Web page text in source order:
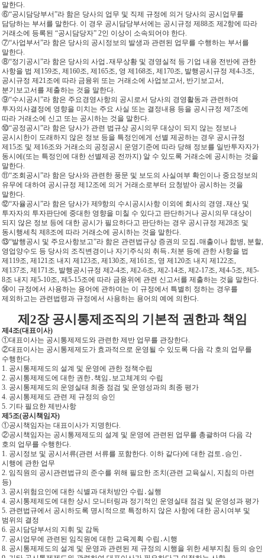
말한다.
⑥“공시담당부서”라 함은 당사의 업무 및 직제 규정에 의거 당사의 공시업무를
담당하는 부서를 말한다. 이 경우 공시담당부서에는 공시규정 제88조 제2항에 따라
거래소에 등록된 “공시담당자” 2인 이상이 소속되어야 한다.
⑦“사업부서”라 함은 당사의 공시정보의 발생과 관련된 업무를 수행하는 부서를
말한다.
⑧“정기공시”라 함은 당사의 사업․재무상황 및 경영실적 등 기업 내용 전반에 관한
사항을 법 제159조, 제160조, 제165조, 영 제168조, 제170조, 발행공시규정 제4-3조,
공시규정 제21조에 따라 금융위 또는 거래소에 사업보고서, 반기보고서,
분기보고서를 제출하는 것을 말한다.
⑨“수시공시”라 함은 주요경영사항의 공시로서 당사의 경영활동과 관련하여
투자의사결정에 영향을 미치는 주요 사실 또는 결정내용 등을 공시규정 제7조에
따라 거래소에 신고 또는 공시하는 것을 말한다.
⑩“공정공시”라 함은 당사가 관련 법규상 공시의무 대상이 되지 않는 정보나
공시시한이 도래하지 않은 정보 등을 특정인에게 선별 제공하는 경우 공시규정
제15조 및 제16조와 거래소의 공정공시 운영기준에 따라 당해 정보를 일반투자자가
동시에(또는 특정인에 대한 선별제공 전까지) 알 수 있도록 거래소에 공시하는 것을
말한다.
⑪“조회공시”라 함은 당사와 관련한 풍문 및 보도의 사실여부 확인이나 중요정보의
유무에 대하여 공시규정 제12조에 의거 거래소로부터 요청받아 공시하는 것을
말한다.
⑫“자율공시”라 함은 당사가 제9항의 수시공시사항 이외에 회사의 경영․재산 및
투자자의 투자판단에 중대한 영향을 미칠 수 있다고 판단하거나 공시의무 대상이
되지 않은 정보 등에 대한 공시가 필요하다고 판단하는 경우 공시규정 제28조 및
동시행세칙 제8조에 따라 거래소에 공시하는 것을 말한다.
⑬“발행공시 및 주요사항보고”라 함은 관련법규상 증권의 모집․매출이나 합병, 분할,
영업양수도 등 당사의 조직변경이나 자기주식의 취득․처분 등에 관한 사항을 법
제119조, 제121조 내지 제123조, 제130조, 제161조, 영 제120조 내지 제122조,
제137조, 제171조, 발행공시규정 제2-4조, 제2-6조, 제2-14조, 제2-17조, 제4-5조, 제5-
8조 내지 제5-10조, 제5-15조에 따라 금융위에 관련 신고서를 제출하는 것을 말한다.
⑭이 규정에서 사용하는 용어에 관하여는 이 규정에서 특별히 정하는 경우를
제외하고는 관련법령과 규정에서 사용하는 용어의 예에 의한다.
제2장 공시통제조직의 기본적 권한과 책임
제4조(대표이사)
①대표이사는 공시통제제도와 관련한 제반 업무를 관장한다.
②대표이사는 공시통제제도가 효과적으로 운영될 수 있도록 다음 각 호의 업무를
수행한다.
1. 공시통제제도의 설계 및 운영에 관한 정책수립
2. 공시통제제도에 대한 권한․책임․보고체계의 수립
3. 공시통제제도의 운영실태 최종 점검 및 운영성과의 최종 평가
4. 공시통제제도 관련 제 규정의 승인
5. 기타 필요한 제반사항
제5조(공시책임자)
①공시책임자는 대표이사가 지명한다.
②공시책임자는 공시통제제도의 설계 및 운영에 관련된 업무를 총괄하며 다음 각
호의 업무를 수행한다.
1. 공시정보 및 공시서류(관련 서류를 포함한다. 이하 같다)에 대한 검토․승인․
시행에 관한 업무
2. 임직원의 공시관련법규의 준수를 위해 필요한 조치(관련 교육실시, 지침의 마련
등)
3. 공시위험요인에 대한 식별과 대처방안 수립․실행
4. 공시통제제도에 대한 상시 모니터링과 정기적인 운영실태 점검 및 운영성과 평가
5. 관련법규에서 공시하도록 명시적으로 특정하지 않은 사항에 대한 공시여부 및
범위의 결정
6. 공시담당부서의 지휘 및 감독
7. 공시업무에 관련된 임직원에 대한 교육계획 수립․시행
8. 공시통제제도의 설계 및 운영과 관련된 제 규정의 시행을 위한 세부지침 등의 승인